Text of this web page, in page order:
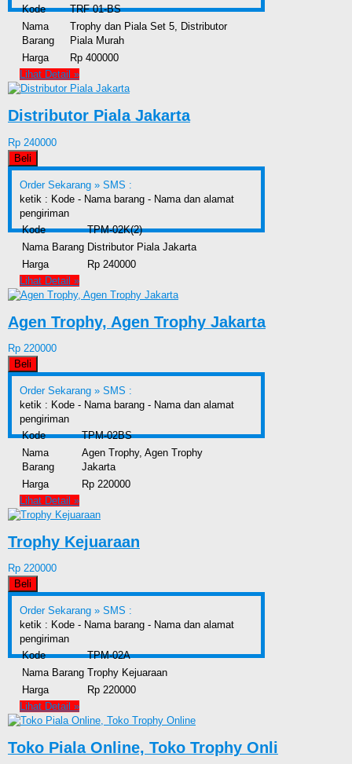
Kode
TRF 01-BS
Nama
Barang
Trophy dan Piala Set 5, Distributor
Piala Murah
Harga
Rp 400000
Lihat Detail »
Distributor Piala Jakarta
Rp 240000
Beli
Order Sekarang » SMS :
ketik : Kode - Nama barang - Nama dan alamat
pengiriman
Kode
TPM-02K(2)
Nama Barang Distributor Piala Jakarta
Harga
Rp 240000
Lihat Detail »
Agen Trophy, Agen Trophy Jakarta
Rp 220000
Beli
Order Sekarang » SMS :
ketik : Kode - Nama barang - Nama dan alamat
pengiriman
Kode
TPM-02BS
Nama
Barang
Agen Trophy, Agen Trophy
Jakarta
Harga
Rp 220000
Lihat Detail »
Trophy Kejuaraan
Rp 220000
Beli
Order Sekarang » SMS :
ketik : Kode - Nama barang - Nama dan alamat
pengiriman
Kode
TPM-02A
Nama Barang Trophy Kejuaraan
Harga
Rp 220000
Lihat Detail »
Toko Piala Online, Toko Trophy Onli